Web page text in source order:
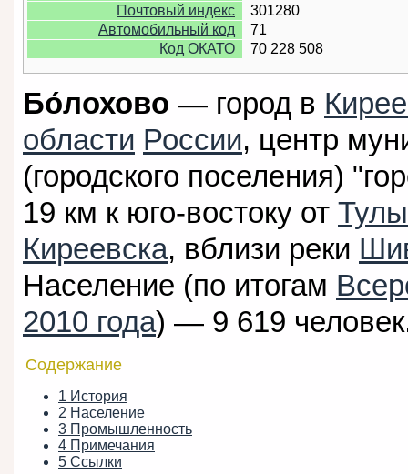
Почтовый индекс
301280
Автомобильный код
71
Код ОКАТО
70 228 508
Бо́лохово — город в
области России, центр
(городского поселения)
19 км к юго-востоку от Тулы
Киреевска, вблизи реки
Население (по итогам
2010 года) — 9 619
Содержание
1 История
2 Население
3 Промышленность
4 Примечания
5 Ссылки